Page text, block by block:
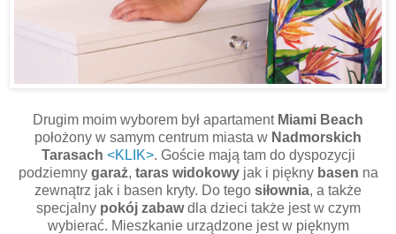
Drugim moim wyborem był apartament Miami Beach
położony w samym centrum miasta w Nadmorskich
Tarasach <KLIK>. Goście mają tam do dyspozycji
podziemny garaż, taras widokowy jak i piękny basen na
zewnątrz jak i basen kryty. Do tego siłownia, a także
specjalny pokój zabawdla dzieci także jest w czym
wybierać. Mieszkanie urządzone jest w pięknym